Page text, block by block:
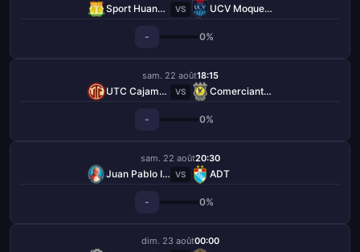
Sport Huancayo VS UCV Moquegua
- 0%
sam. 22 août18:15
UTC Cajamarca VS Comerciantes Unidos
- 0%
sam. 22 août20:30
Juan Pablo II College VS ADT
- 0%
dim. 23 août00:00